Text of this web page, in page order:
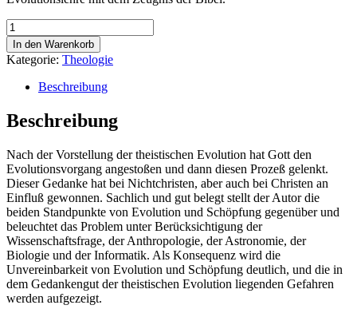
Schuf
Gott
durch
Evolution?
Menge
In den Warenkorb
Kategorie: Theologie
Beschreibung
Beschreibung
Nach der Vorstellung der theistischen Evolution hat Gott den
Evolutionsvorgang angestoßen und dann diesen Prozeß gelenkt.
Dieser Gedanke hat bei Nichtchristen, aber auch bei Christen an
Einfluß gewonnen. Sachlich und gut belegt stellt der Autor die
beiden Standpunkte von Evolution und Schöpfung gegenüber und
beleuchtet das Problem unter Berücksichtigung der
Wissenschaftsfrage, der Anthropologie, der Astronomie, der
Biologie und der Informatik. Als Konsequenz wird die
Unvereinbarkeit von Evolution und Schöpfung deutlich, und die in
dem Gedankengut der theistischen Evolution liegenden Gefahren
werden aufgezeigt.